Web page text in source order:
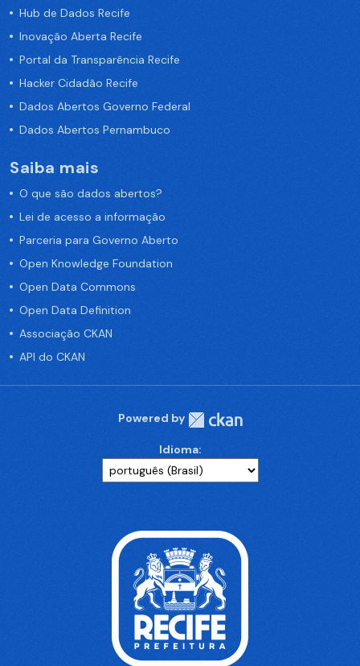
Hub de Dados Recife
Inovação Aberta Recife
Portal da Transparência Recife
Hacker Cidadão Recife
Dados Abertos Governo Federal
Dados Abertos Pernambuco
Saiba mais
O que são dados abertos?
Lei de acesso a informação
Parceria para Governo Aberto
Open Knowledge Foundation
Open Data Commons
Open Data Definition
Associação CKAN
API do CKAN
Powered by
Idioma